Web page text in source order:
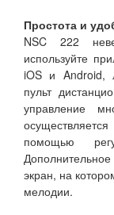
Простота и
NSC 222
используйте
iOS и Android,
пульт
управление
помощью
экран, на
мелодии.